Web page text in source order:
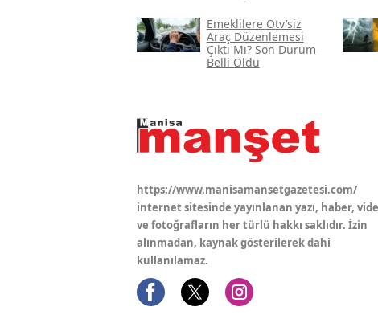
Emeklilere Ötv’siz
Araç Düzenlemesi
Çıktı Mı? Son Durum
Belli Oldu
https://www.manisamansetgazetesi.com/
internet sitesinde yayınlanan yazı, haber,
ve fotoğrafların her türlü hakkı saklıdır. İzin
alınmadan, kaynak gösterilerek dahi
kullanılamaz.